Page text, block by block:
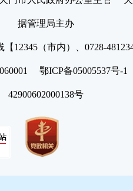
据管理局主办
12345（市内）、0728-
鄂ICP备05005537号
42900602000138号